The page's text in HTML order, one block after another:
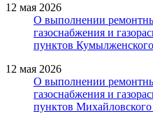
12 мая 2026
О выполнении
газоснабжения и
пунктов
12 мая 2026
О выполнении
газоснабжения и
пунктов Михайловского